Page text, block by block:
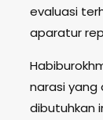
evaluasi
aparatur
narasi yang
dibutuhkan